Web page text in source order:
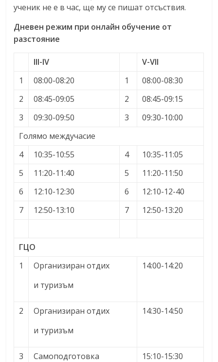
ученик не е в час, ще му се пишат отсъствия.
Дневен режим при онлайн обучение от
разстояние
III-IV
V-VII
1
08:00-08:20 1
08:00-08:30
2
08:45-09:05 2
08:45-09:15
3
09:30-09:50 3
09:30-10:00
Голямо междучасие
4
10:35-10:55 4
10:35-11:05
5
11:20-11:40 5
11:20-11:50
6
12:10-12:30 6
12:10-12-40
7
12:50-13:10 7 12:50-13:20
ГЦО
1
Организиран отдих
и туризъм
14:00-14:20
2
Организиран отдих
и туризъм
14:30-14:50
3 Самоподготовка
15:10-15:30